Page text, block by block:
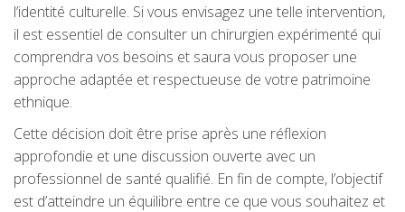
l’identité culturelle. Si vous envisagez une telle intervention,
il est essentiel de consulter un chirurgien expérimenté qui
comprendra vos besoins et saura vous proposer une
approche adaptée et respectueuse de votre patrimoine
ethnique.
Cette décision doit être prise après une réflexion
approfondie et une discussion ouverte avec un
professionnel de santé qualifié. En fin de compte, l’objectif
est d’atteindre un équilibre entre ce que vous souhaitez et